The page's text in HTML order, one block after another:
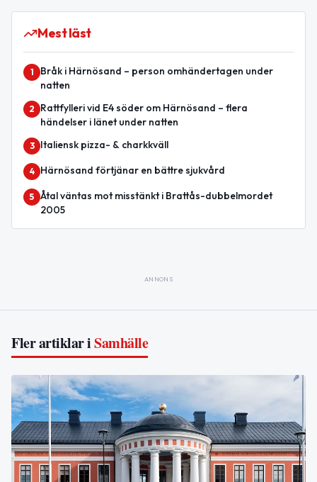
Mest läst
1
Bråk i Härnösand – person omhändertagen under
natten
2
Rattfylleri vid E4 söder om Härnösand – flera
händelser i länet under natten
3 Italiensk pizza- & charkkväll
4 Härnösand förtjänar en bättre sjukvård
5 Åtal väntas mot misstänkt i Brattås-dubbelmordet
2005
ANNONS
Fler artiklar iSamhälle